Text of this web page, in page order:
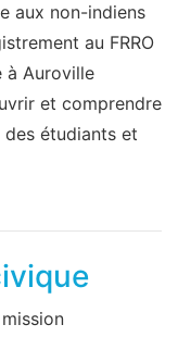
aux non-indiens
au FRRO
à Auroville
et comprendre
étudiants et